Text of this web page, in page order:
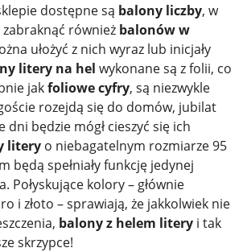
dostępne są balony liczby, w
również balonów w
ułożyć z nich wyraz lub inicjały
litery na hel wykonane są z folii, co
jakfoliowe cyfry, są niezwykle
rozejdą się do domów, jubilat
dni będzie mógł cieszyć się ich
litery o niebagatelnym rozmiarze 95
będą spełniały funkcję jedynej
Połyskujące kolory – głównie
i złoto – sprawiają, że jakkolwiek nie
balony z helem litery i tak
skrzypce!